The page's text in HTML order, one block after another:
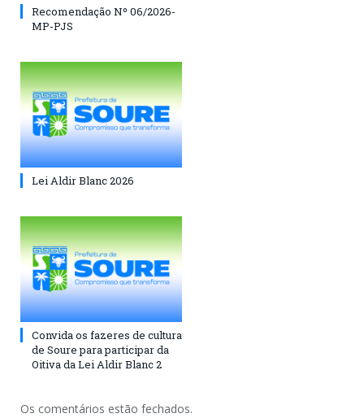
Recomendação Nº 06/2026-
MP-PJS
Lei Aldir Blanc 2026
Convida os fazeres de cultura
de Soure para participar da
Oitiva da Lei Aldir Blanc 2
Os comentários estão fechados.